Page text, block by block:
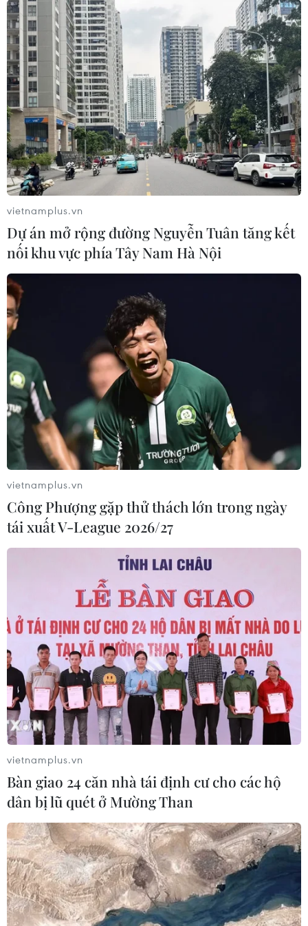
vietnamplus.vn
Dự án mở rộng đường Nguyễn Tuân tăng kết
nối khu vực phía Tây Nam Hà Nội
vietnamplus.vn
Công Phượng gặp thử thách lớn trong ngày
tái xuất V-League 2026/27
vietnamplus.vn
Bàn giao 24 căn nhà tái định cư cho các hộ
dân bị lũ quét ở Mường Than